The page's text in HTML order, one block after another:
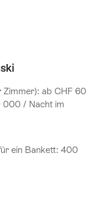
Zimmer): ab CHF 60
000 / Nacht im
ein Bankett: 400